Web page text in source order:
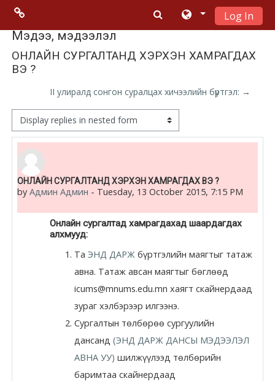
Menu 2
Moodle
community
Moodle
free support
Moodle
development
Moodle
Docs
Moodle.com
жишээ 2
Log In
Мэдээ, мэдээлэл
ОНЛАЙН СУРГАЛТАНД ХЭРХЭН ХАМРАГДАХ
ВЭ ?
II улиралд сонгон суралцах хичээлийн бүртгэл: →
Display mode
ОНЛАЙН СУРГАЛТАНД ХЭРХЭН ХАМРАГДАХ ВЭ ?
byАдмин Админ - Tuesday, 13 October 2015, 7:15 PM
Number of replies: 0
Онлайн сургалтад хамрагдахад шаардагдах
алхмууд:
Та ЭНД ДАРЖ бүртгэлийн маягтыг татаж
авна. Татаж авсан маягтыг бөглөөд
icums@mnums.edu.mn хаягт скайнердаад
зураг хэлбэрээр илгээнэ.
Сургалтын төлбөрөө сургуулийн
дансанд (ЭНД ДАРЖ ДАНСЫ МЭДЭЭЛЭЛ
АВНА УУ) шилжүүлээд төлбөрийн
баримтаа скайнердаад